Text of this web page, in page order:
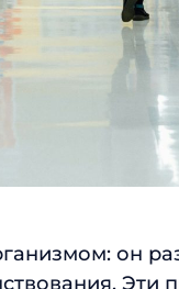
он
Эти
Отправить